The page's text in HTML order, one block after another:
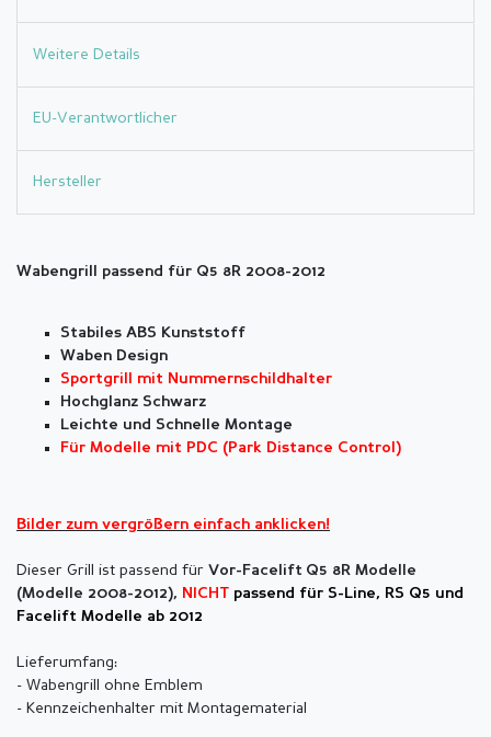
Weitere Details
EU-Verantwortlicher
Hersteller
Wabengrill passend für Q5 8R 2008-2012
Stabiles ABS Kunststoff
Waben Design
Sportgrill mit Nummernschildhalter
Hochglanz Schwarz
Leichte und Schnelle Montage
Für Modelle mit PDC (Park Distance Control)
Bilder zum vergrößern einfach anklicken!
Dieser Grill ist passend für Vor-Facelift Q5 8R Modelle
(Modelle 2008-2012), NICHT passend für S-Line, RS Q5 und
Facelift Modelle ab 2012
Lieferumfang:
- Wabengrill ohne Emblem
- Kennzeichenhalter mit Montagematerial